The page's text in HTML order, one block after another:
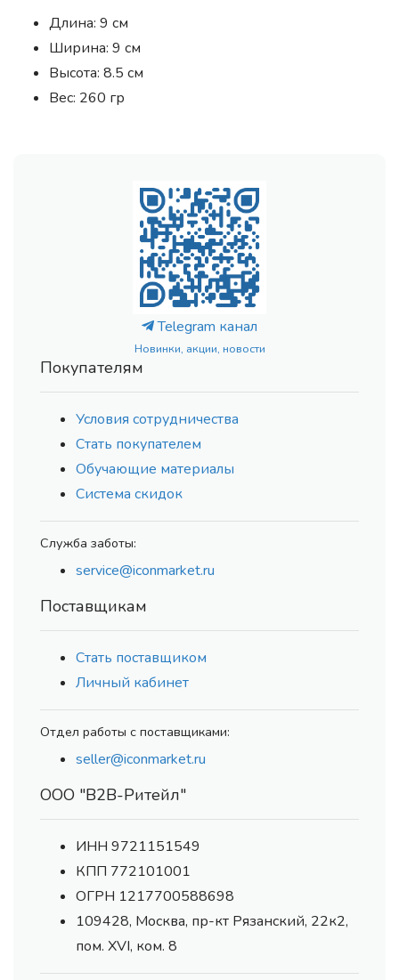
Длина: 9 см
Ширина: 9 см
Высота: 8.5 см
Вес: 260 гр
Telegram канал
Новинки, акции, новости
Покупателям
Условия сотрудничества
Стать покупателем
Обучающие материалы
Система скидок
Служба заботы:
service@iconmarket.ru
Поставщикам
Стать поставщиком
Личный кабинет
Отдел работы с поставщиками:
seller@iconmarket.ru
ООО "В2В-Ритейл"
ИНН 9721151549
КПП 772101001
ОГРН 1217700588698
109428, Москва, пр-кт Рязанский, 22к2,
пом. XVI, ком. 8